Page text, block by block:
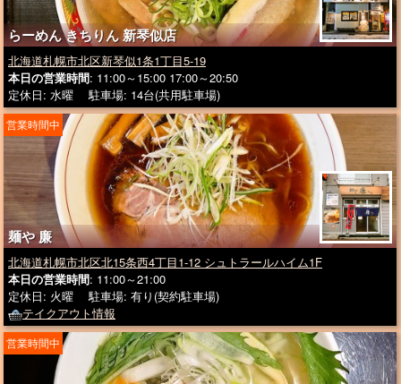
らーめん きちりん 新琴似店
北海道札幌市北区新琴似1条1丁目5-19
本日の営業時間: 11:00～15:00 17:00～20:50
定休日: 水曜 駐車場: 14台(共用駐車場)
麺や 廉
営業時間中
北海道札幌市北区北15条西4丁目1-12 シュトラールハイム1F
本日の営業時間: 11:00～21:00
定休日: 火曜 駐車場: 有り(契約駐車場)
テイクアウト情報
営業時間中